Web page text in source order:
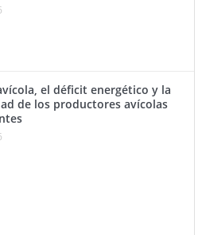
el déficit energético y la
de los productores avícolas